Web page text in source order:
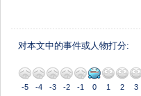
对本文中的事件或人物打分:
-5 -4 -3 -2 -1 0 1 2 3